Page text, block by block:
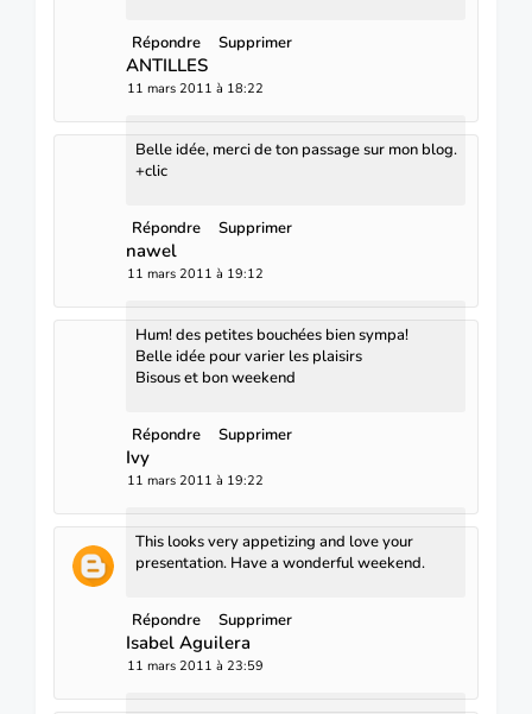
Répondre Supprimer
ANTILLES
11 mars 2011 à 18:22
Belle idée, merci de ton passage sur mon blog.
+clic
Répondre Supprimer
nawel
11 mars 2011 à 19:12
Hum! des petites bouchées bien sympa!
Belle idée pour varier les plaisirs
Bisous et bon weekend
Répondre Supprimer
Ivy
11 mars 2011 à 19:22
This looks very appetizing and love your
presentation. Have a wonderful weekend.
Répondre Supprimer
Isabel Aguilera
11 mars 2011 à 23:59